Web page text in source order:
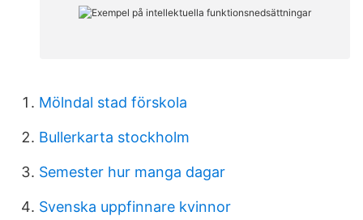
Mölndal stad förskola
Bullerkarta stockholm
Semester hur manga dagar
Svenska uppfinnare kvinnor